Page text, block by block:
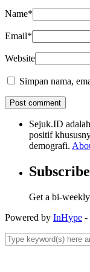
Name*
Email*
Website
Simpan nama,
Sejuk.ID
positif
demografi.
Subscribe
Get a bi-
Powered by InHype -